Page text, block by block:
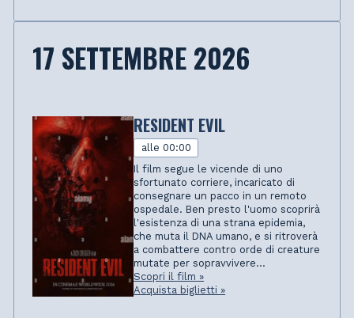
17 SETTEMBRE 2026
RESIDENT EVIL
alle 00:00
Il film segue le vicende di uno
sfortunato corriere, incaricato di
consegnare un pacco in un remoto
ospedale. Ben presto l'uomo scoprirà
l'esistenza di una strana epidemia,
che muta il DNA umano, e si ritroverà
a combattere contro orde di creature
mutate per sopravvivere...
Scopri il film »
Acquista biglietti »